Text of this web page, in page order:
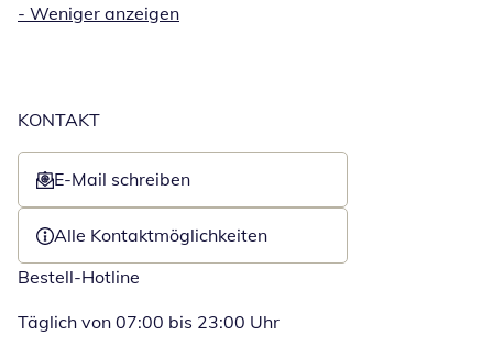
- Weniger anzeigen
KONTAKT
E-Mail schreiben
Öffnet E-Mail-Client
Alle Kontaktmöglichkeiten
Bestell-Hotline
Täglich von 07:00 bis 23:00 Uhr